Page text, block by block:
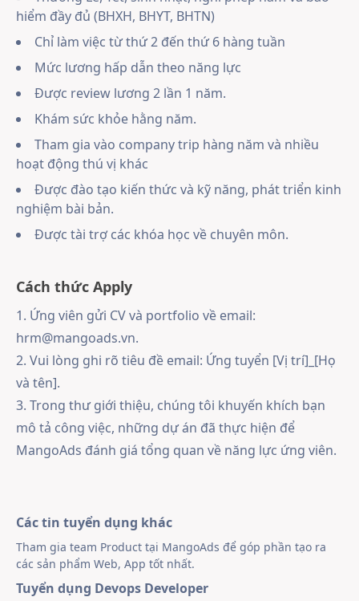
hiểm đầy đủ (BHXH, BHYT, BHTN)
Chỉ làm việc từ thứ 2 đến thứ 6 hàng tuần
Mức lương hấp dẫn theo năng lực
Được review lương 2 lần 1 năm.
Khám sức khỏe hằng năm.
Tham gia vào company trip hàng năm và nhiều
hoạt động thú vị khác
Được đào tạo kiến thức và kỹ năng, phát triển kinh
nghiệm bài bản.
Được tài trợ các khóa học về chuyên môn.
Cách thức Apply
1. Ứng viên gửi CV và portfolio về email:
hrm@mangoads.vn.
2. Vui lòng ghi rõ tiêu đề email: Ứng tuyển [Vị trí]_[Họ
và tên].
3. Trong thư giới thiệu, chúng tôi khuyến khích bạn
mô tả công việc, những dự án đã thực hiện để
MangoAds đánh giá tổng quan về năng lực ứng viên.
Các tin tuyển dụng khác
Tham gia team Product tại MangoAds để góp phần tạo ra
các sản phẩm Web, App tốt nhất.
Tuyển dụng Devops Developer